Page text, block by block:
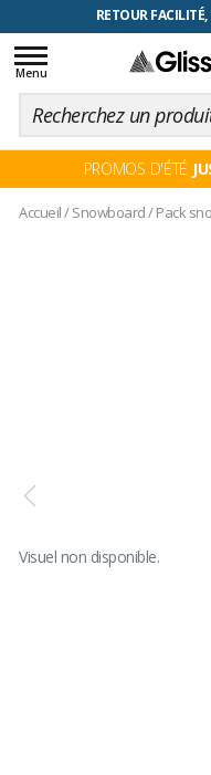
RETOUR
Toggle
navigation
Menu
PROMOS D'ÉTÉ
Accueil/Snowboard/Pack
Visuel non disponible.